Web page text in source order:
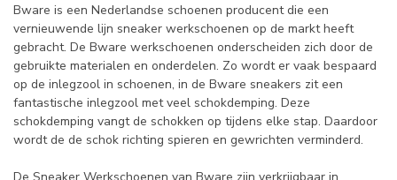
Bware is een Nederlandse schoenen producent die een
vernieuwende lijn sneaker werkschoenen op de markt heeft
gebracht. De Bware werkschoenen onderscheiden zich door de
gebruikte materialen en onderdelen. Zo wordt er vaak bespaard
op de inlegzool in schoenen, in de Bware sneakers zit een
fantastische inlegzool met veel schokdemping. Deze
schokdemping vangt de schokken op tijdens elke stap. Daardoor
wordt de de schok richting spieren en gewrichten verminderd.
De Sneaker Werkschoenen van Bware zijn verkrijgbaar in